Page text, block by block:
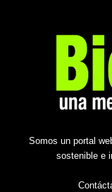
Somos un portal
sostenible e